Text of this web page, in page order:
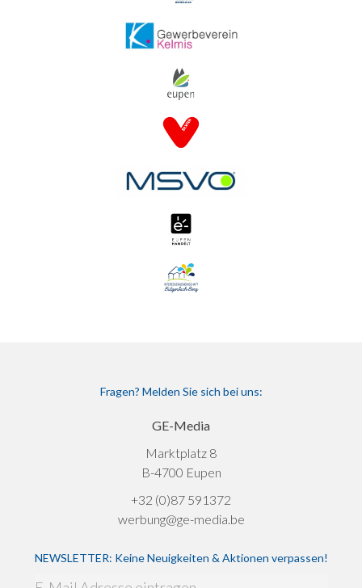
Fragen? Melden Sie sich bei uns:
GE-Media
Marktplatz 8
B-4700 Eupen
+32 (0)87 591372
werbung@ge-media.be
NEWSLETTER: Keine Neuigkeiten & Aktionen verpassen!